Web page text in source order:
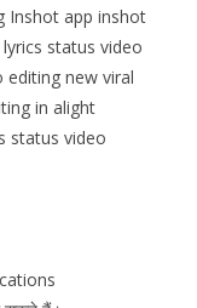
Inshot app inshot
status video
new viral
in alight
status video